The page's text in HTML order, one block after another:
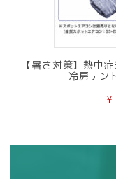
【暑さ対策】熱中
冷房テン
¥